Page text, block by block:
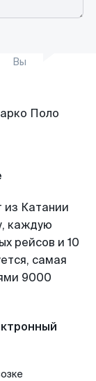
Вы
из Катании
каждую
рейсов и 10
самая
9000